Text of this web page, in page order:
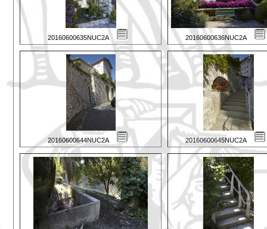
20160600635NUC2A 20160600636NUC2A
20160600644NUC2A 20160600645NUC2A